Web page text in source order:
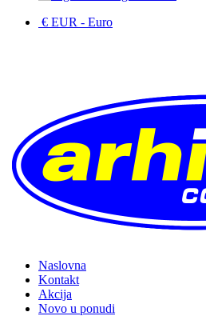
€ EUR - Euro
Naslovna
Kontakt
Akcija
Novo u ponudi